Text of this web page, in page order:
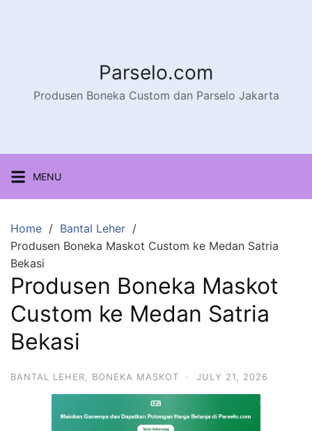
Parselo.com
Produsen Boneka Custom dan Parselo Jakarta
MENU
Home
Bantal Leher
Produsen Boneka Maskot Custom ke Medan Satria
Bekasi
Produsen Boneka Maskot
Custom ke Medan Satria
Bekasi
BANTAL LEHER BONEKA MASKOT · JULY 21, 2026